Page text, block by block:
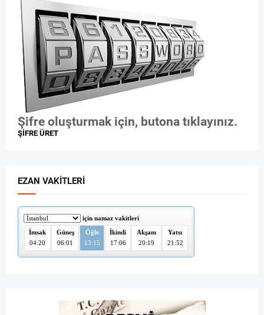
Şifre oluşturmak için, butona tıklayınız.
ŞİFRE ÜRET
EZAN VAKITLERI